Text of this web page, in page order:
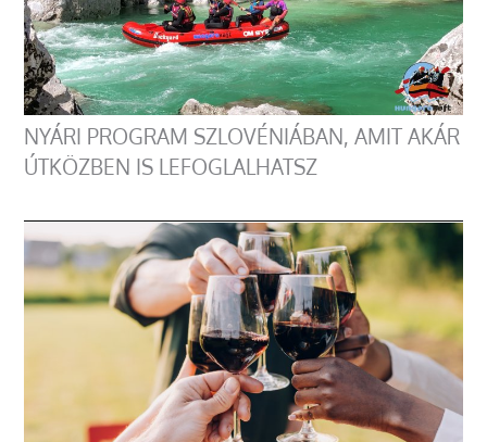
NYÁRI PROGRAM SZLOVÉNIÁBAN, AMIT AKÁR
ÚTKÖZBEN IS LEFOGLALHATSZ